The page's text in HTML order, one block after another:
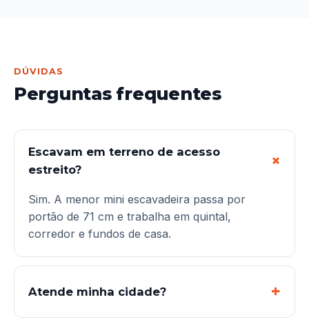
DÚVIDAS
Perguntas frequentes
Escavam em terreno de acesso
estreito?
Sim. A menor mini escavadeira passa por
portão de 71 cm e trabalha em quintal,
corredor e fundos de casa.
Atende minha cidade?